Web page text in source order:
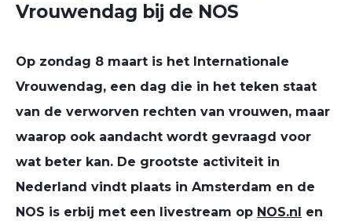
Vrouwendag bij de NOS
Op zondag 8 maart is het Internationale
Vrouwendag, een dag die in het teken staat
van de verworven rechten van vrouwen, maar
waarop ook aandacht wordt gevraagd voor
wat beter kan. De grootste activiteit in
Nederland vindt plaats in Amsterdam en de
NOS is erbij met een livestream op NOS.nl
en